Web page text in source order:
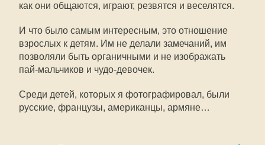
как они общаются, играют, резвятся и веселятся.
И что было самым интересным, это отношение
взрослых к детям. Им не делали замечаний, им
позволяли быть органичными и не изображать
пай-мальчиков и чудо-девочек.
Среди детей, которых я фотографировал, были
русские, французы, американцы, армяне…